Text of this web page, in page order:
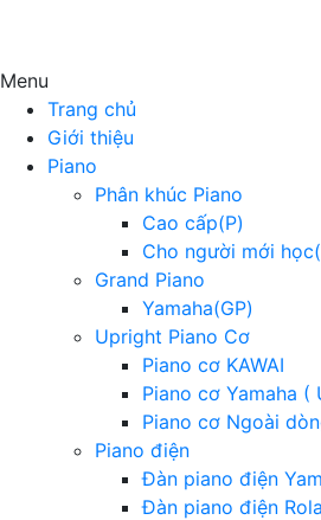
Menu
Trang chủ
Giới thiệu
Piano
Phân khúc Piano
Cao cấp(P)
Cho người mới
Grand Piano
Yamaha(GP)
Upright Piano Cơ
Piano cơ KAWAI
Piano cơ Yamaha (
Piano cơ Ngoài
Piano điện
Đàn piano điện
Đàn piano điện